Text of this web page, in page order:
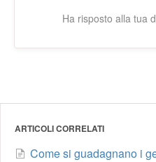
Ha risposto alla tua
ARTICOLI CORRELATI
Come si guadagnano i